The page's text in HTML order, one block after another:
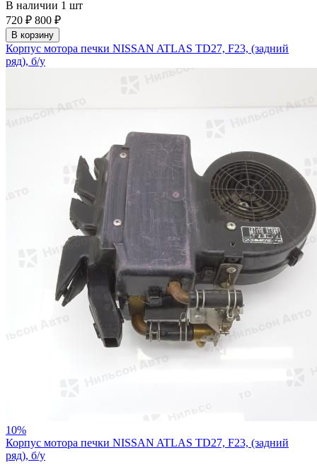
В наличии 1 шт
720 ₽ 800 ₽
В корзину
Корпус мотора печки NISSAN ATLAS TD27, F23, (задний
ряд), б/у
10%
Корпус мотора печки NISSAN ATLAS TD27, F23, (задний
ряд), б/у